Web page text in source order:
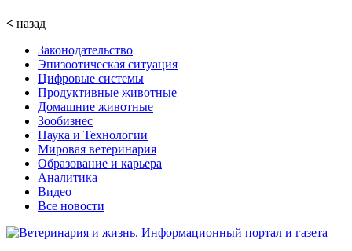
< назад
Законодательство
Эпизоотическая ситуация
Цифровые системы
Продуктивные животные
Домашние животные
Зообизнес
Наука и Технологии
Мировая ветеринария
Образование и карьера
Аналитика
Видео
Все новости